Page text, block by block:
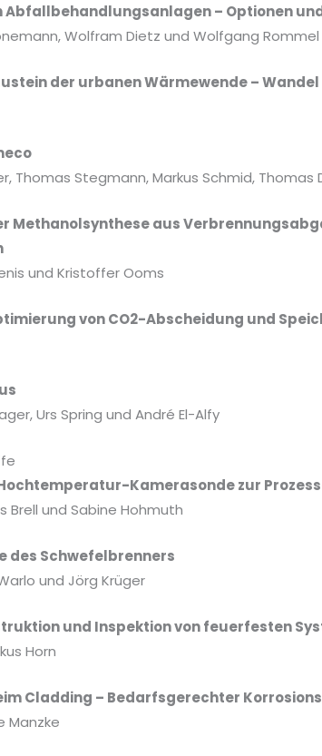
Abfallbehandlungsanlagen – Optionen
Wolfram Dietz und Wolfgang Rommel
der urbanen Wärmewende –
Thomas Stegmann, Markus Schmid, Thomas
Methanolsynthese aus
und Kristoffer Ooms
von CO2-Abscheidung und
Urs Spring und André El-Alfy
Kamerasonde zur
Brell und Sabine Hohmuth
des Schwefelbrenners
und Jörg Krüger
und Inspektion von feuerfesten
Horn
Cladding – Bedarfsgerechter
Manzke